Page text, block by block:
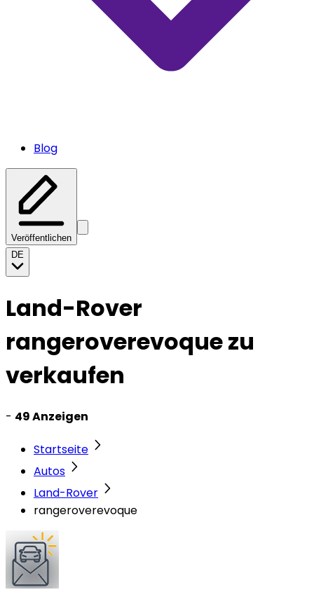
Blog
Veröffentlichen
DE
Land-Rover
rangeroverevoque zu
verkaufen
- 49 Anzeigen
Startseite
Autos
Land-Rover
rangeroverevoque